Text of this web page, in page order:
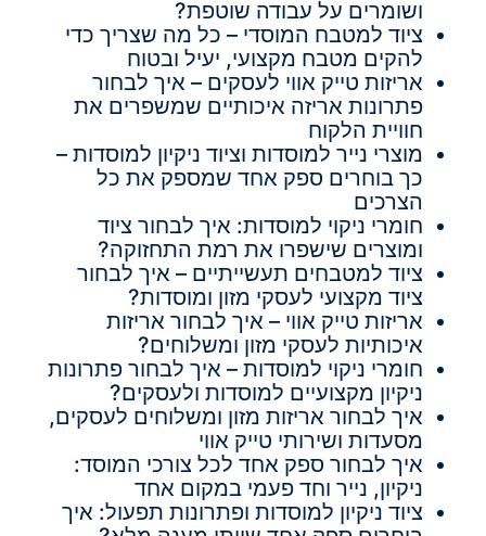
ושומרים על עבודה שוטפת?
ציוד למטבח המוסדי – כל מה שצריך כדי
להקים מטבח מקצועי, יעיל ובטוח
אריזות טייק אווי לעסקים – איך לבחור
פתרונות אריזה איכותיים שמשפרים את
חוויית הלקוח
מוצרי נייר למוסדות וציוד ניקיון למוסדות –
כך בוחרים ספק אחד שמספק את כל
הצרכים
חומרי ניקוי למוסדות: איך לבחור ציוד
ומוצרים שישפרו את רמת התחזוקה?
ציוד למטבחים תעשייתיים – איך לבחור
ציוד מקצועי לעסקי מזון ומוסדות?
אריזות טייק אווי – איך לבחור אריזות
איכותיות לעסקי מזון ומשלוחים?
חומרי ניקוי למוסדות – איך לבחור פתרונות
ניקיון מקצועיים למוסדות ולעסקים?
איך לבחור אריזות מזון ומשלוחים לעסקים,
מסעדות ושירותי טייק אווי
איך לבחור ספק אחד לכל צורכי המוסד:
ניקיון, נייר וחד פעמי במקום אחד
ציוד ניקיון למוסדות ופתרונות תפעול: איך